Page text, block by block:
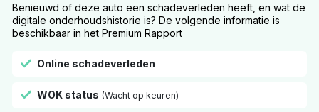
Benieuwd of deze auto een schadeverleden heeft, en wat de
digitale onderhoudshistorie is? De volgende informatie is
beschikbaar in het Premium Rapport
Online schadeverleden
WOK status (Wacht op keuren)